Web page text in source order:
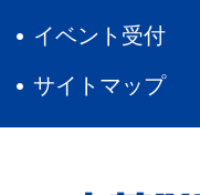
イベント受付
サイトマップ